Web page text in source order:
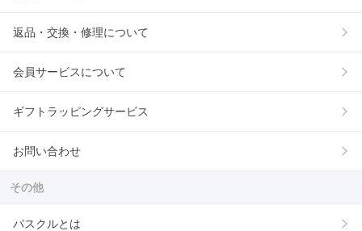
返品・交換・修理について
会員サービスについて
ギフトラッピングサービス
お問い合わせ
その他
パスクルとは